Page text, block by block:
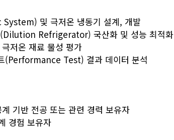
및 극저온 냉동기 설계, 개발
(Dilution Refrigerator) 국산화 및 성능 최적화
저온 재료 물성 평가
(Performance Test) 결과 데이터 분석
기반 전공 또는 관련 경력 보유자
경험 보유자